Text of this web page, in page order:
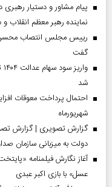
پیام مشاور و دستیار
نماینده رهبر معظم انقلاب
رییس مجلس انتصاب محسن
گفت
شد
شهریورماه
گزارش تصویری | گزارش
دولت به میزبانی سازمان
عسل» با بازی اکبر عبدی